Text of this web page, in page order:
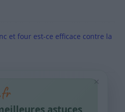
et four est-ce efficace contre la
: routine simple +
aident
×